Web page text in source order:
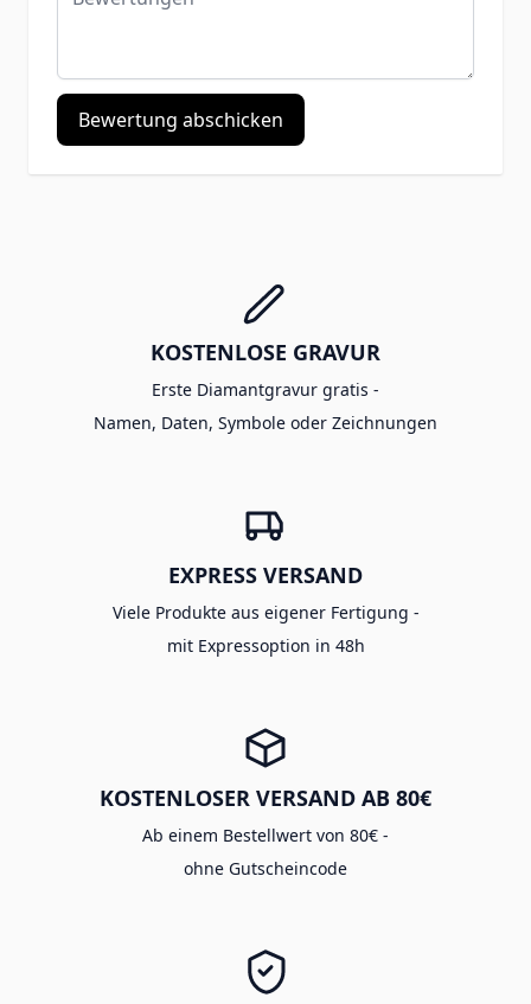
Bewertung abschicken
KOSTENLOSE GRAVUR
Erste Diamantgravur gratis -
Namen, Daten, Symbole oder Zeichnungen
EXPRESS VERSAND
Viele Produkte aus eigener Fertigung -
mit Expressoption in 48h
KOSTENLOSER VERSAND AB 80€
Ab einem Bestellwert von 80€ -
ohne Gutscheincode